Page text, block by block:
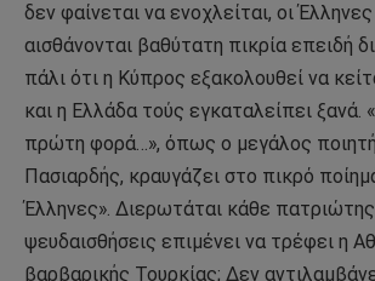
δεν φαίνεται να ενοχλείται, οι
αισθάνονται βαθύτατη πικρία επειδή
πάλι ότι η Κύπρος εξακολουθεί να
και η Ελλάδα τούς εγκαταλείπει ξανά.
πρώτη φορά…», όπως ο μεγάλος
Πασιαρδής, κραυγάζει στο πικρό
Έλληνες». Διερωτάται κάθε
ψευδαισθήσεις επιμένει να τρέφει η
βαρβαρικής Τουρκίας; Δεν